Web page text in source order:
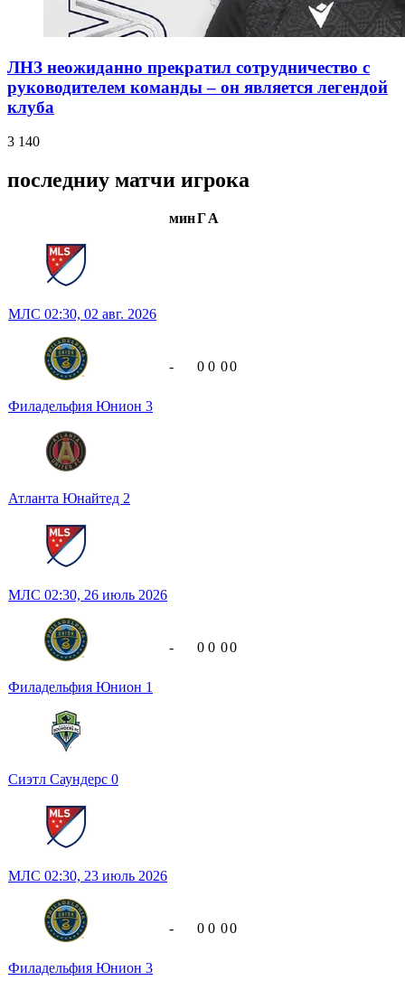
ЛНЗ неожиданно прекратил сотрудничество с
руководителем команды – он является легендой
клуба
3 140
последниу матчи игрока
минГА
МЛС 02:30, 02 авг. 2026
Филадельфия Юнион 3
Атланта Юнайтед 2
- 0 0 00
МЛС 02:30, 26 июль 2026
Филадельфия Юнион 1
Сиэтл Саундерс 0
- 0 0 00
МЛС 02:30, 23 июль 2026
Филадельфия Юнион 3
- 0 0 00